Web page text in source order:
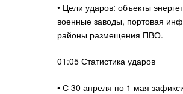
• Цели ударов: объекты
военные заводы, портовая
районы размещения ПВО.
01:05 Статистика ударов
• С 30 апреля по 1 мая